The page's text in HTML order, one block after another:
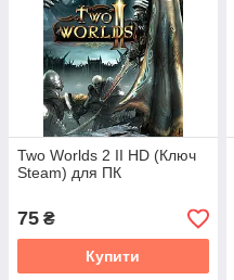
Two Worlds 2 II HD (Ключ
Steam) для ПК
75 ₴
Купити